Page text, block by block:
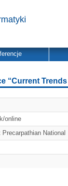
“Current
online
National